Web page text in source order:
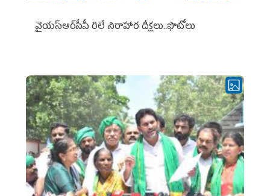
వైయ‌స్ఆర్‌సీపీ రిలే నిరాహార దీక్షలు..ఫొటోలు